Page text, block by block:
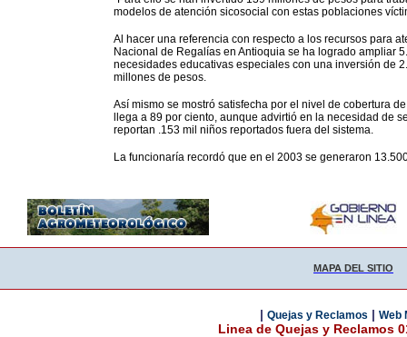
modelos de atención sicosocial con estas poblaciones
Al hacer una referencia con respecto a los recursos para
Nacional de Regalías en Antioquia se ha logrado ampliar
necesidades educativas especiales con una inversión de
millones de pesos.
Así mismo se mostró satisfecha por el nivel de cobertura
llega a 89 por ciento, aunque advirtió en la necesidad de
reportan .153 mil niños reportados fuera del sistema.
La funcionaría recordó que en el 2003 se generaron
MAPA DEL SITIO
| Quejas y Reclamos | Web
Linea de Quejas y Reclamos